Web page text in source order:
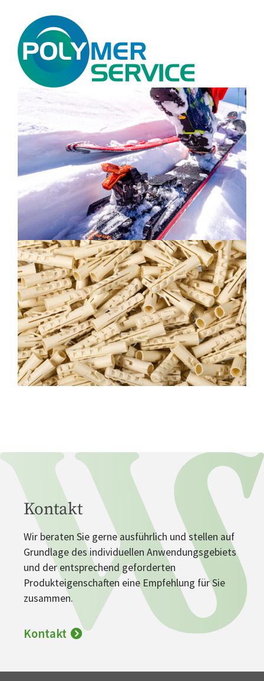
Kontakt
Wir beraten Sie gerne ausführlich und stellen auf
Grundlage des individuellen Anwendungsgebiets
und der entsprechend geforderten
Produkteigenschaften eine Empfehlung für Sie
zusammen.
Kontakt